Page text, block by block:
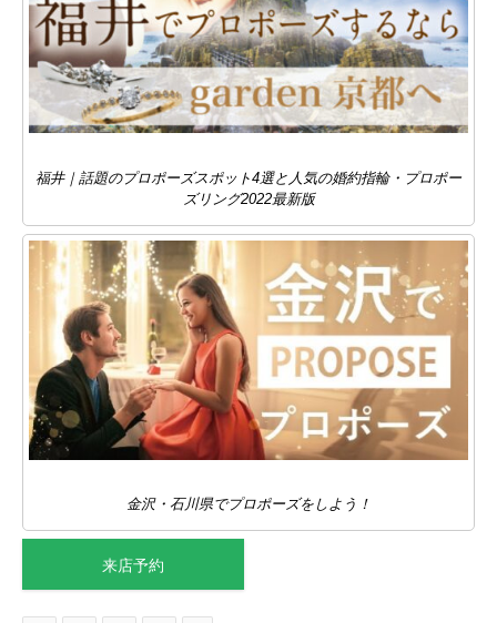
福井｜話題のプロポーズスポット4選と人気の婚約指輪・プロポー
ズリング2022最新版
金沢・石川県でプロポーズをしよう！
来店予約